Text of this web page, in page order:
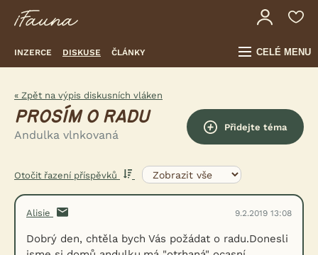
INZERCE DISKUSE ČLÁNKY CELÉ MENU
« Zpět na výpis diskusních vláken
PROSÍM O RADU
Andulka vlnkovaná
Přidejte téma
Otočit řazení příspěvků
Alisie 9.2.2019 13:08
Dobrý den, chtěla bych Vás požádat o radu.Donesli